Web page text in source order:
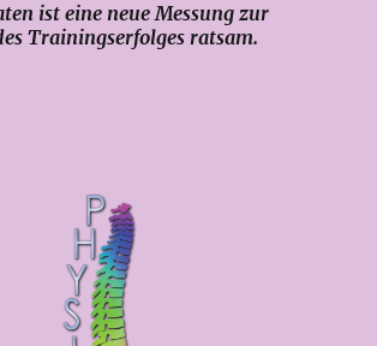
ist eine neue Messung zur
Trainingserfolges ratsam.